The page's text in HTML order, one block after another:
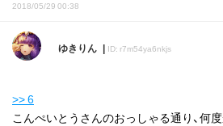
2018/05/29 00:38
ゆきりん ID: r7m54ya6nkjs
>> 6
こんぺいとうさんのおっしゃる通り、何